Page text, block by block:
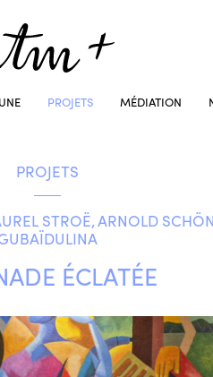
PROJETS MÉDIATION
PROJETS
STROË, ARNOLD
ÉCLATÉE